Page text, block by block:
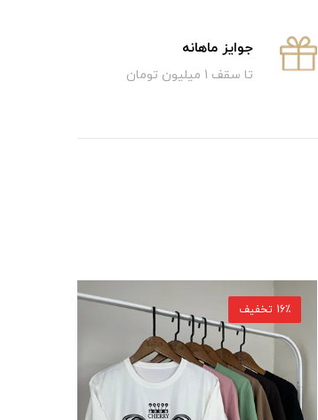
جوایز ماهانه
تا سقف 1 میلیون تومان
16٪ تخفیف